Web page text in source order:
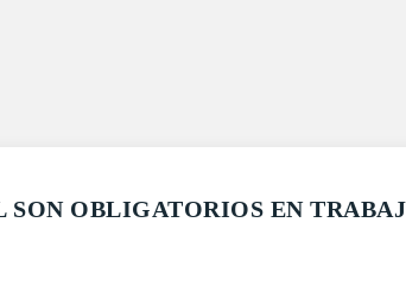
OBLIGATORIOS EN